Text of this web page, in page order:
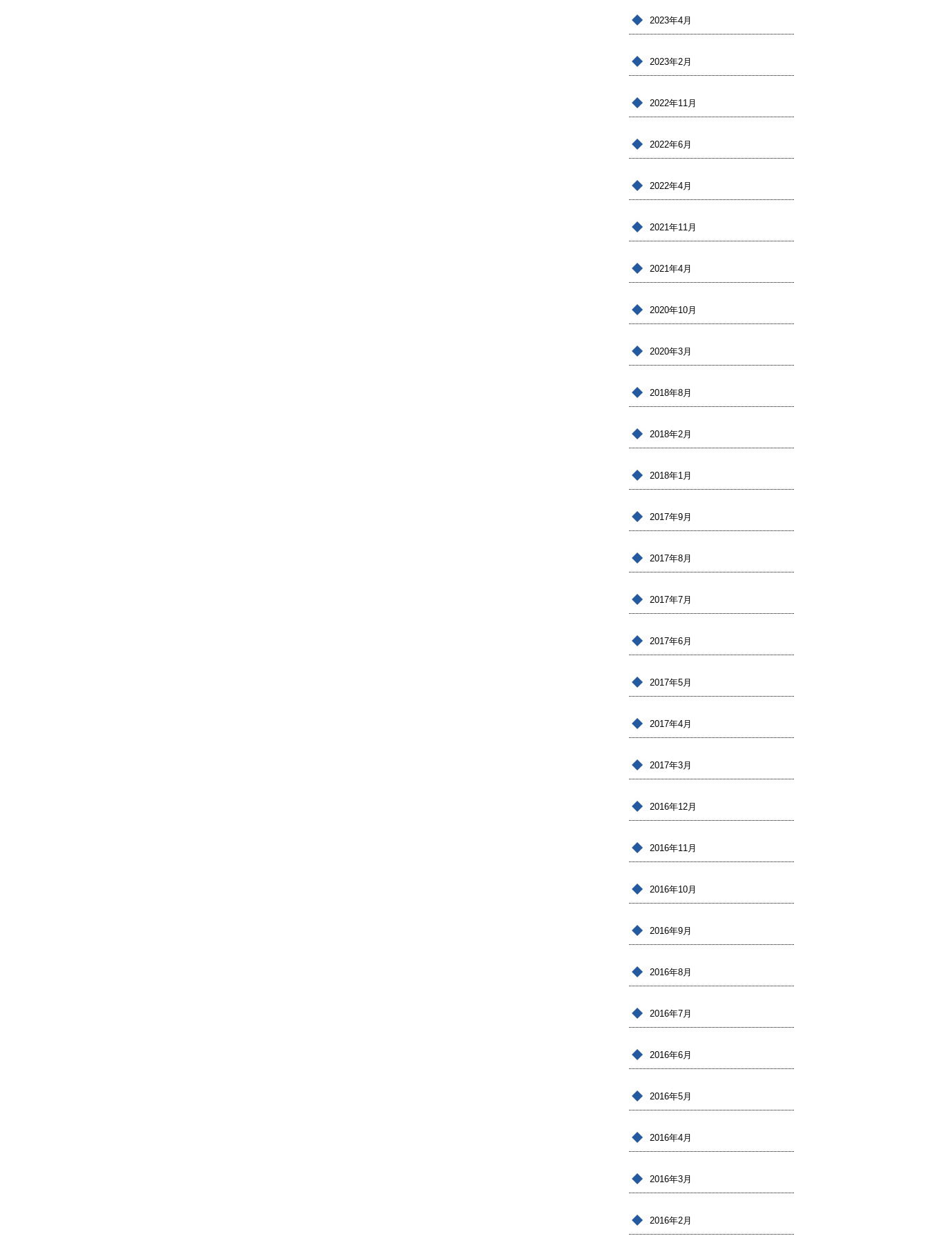
2023年4月
2023年2月
2022年11月
2022年6月
2022年4月
2021年11月
2021年4月
2020年10月
2020年3月
2018年8月
2018年2月
2018年1月
2017年9月
2017年8月
2017年7月
2017年6月
2017年5月
2017年4月
2017年3月
2016年12月
2016年11月
2016年10月
2016年9月
2016年8月
2016年7月
2016年6月
2016年5月
2016年4月
2016年3月
2016年2月